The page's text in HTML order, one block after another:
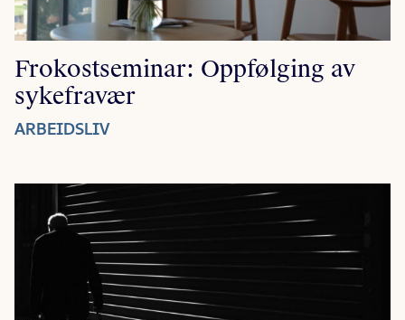
Frokostseminar: Oppfølging av
sykefravær
ARBEIDSLIV